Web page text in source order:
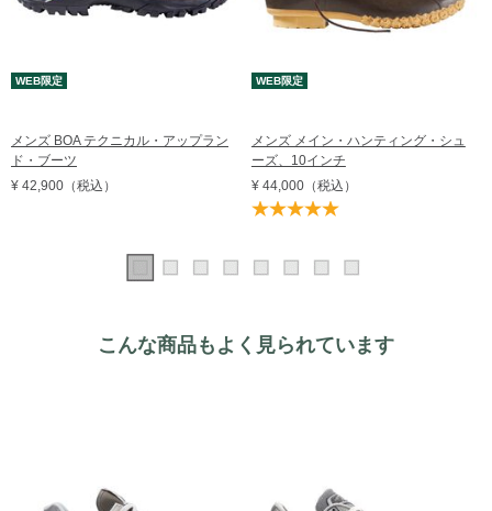
WEB限定
メンズ BOA テクニカル・アップラン
ド・ブーツ
¥ 42,900 （税込）
WEB限定
メンズ メイン・ハンティング・シュ
ーズ、10インチ
¥ 44,000（税込）
こんな商品もよく見られています